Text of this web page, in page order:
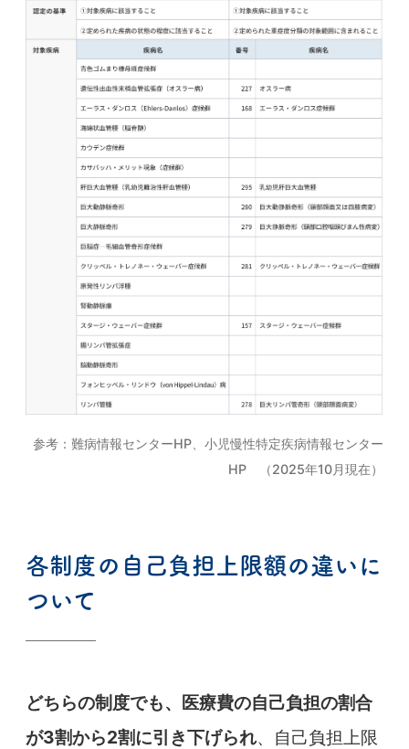
参考：難病情報センターHP、小児慢性特定疾病情報センター
HP （2025年10月現在）
各制度の自己負担上限額の違いに
ついて
どちらの制度でも、医療費の自己負担の割合
が3割から2割に引き下げられ、自己負担上限